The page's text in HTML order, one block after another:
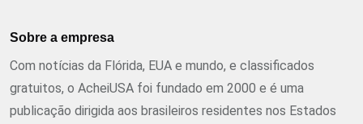
Sobre a empresa
Com notícias da Flórida, EUA e mundo, e classificados
gratuitos, o AcheiUSA foi fundado em 2000 e é uma
publicação dirigida aos brasileiros residentes nos Estados